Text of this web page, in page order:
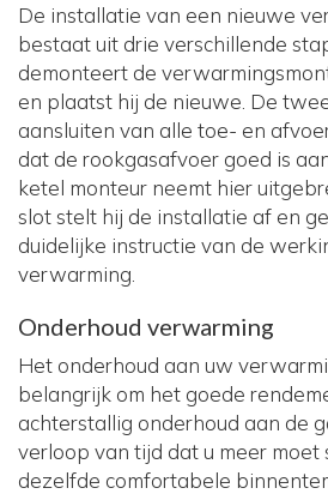
De installatie van een nieuwe
bestaat uit drie verschillende
demonteert de
en plaatst hij de nieuwe. De
aansluiten van alle toe- en
dat de rookgasafvoer goed is
ketel monteur neemt hier
slot stelt hij de installatie af en
duidelijke instructie van de
verwarming.
Onderhoud verwarming
Het onderhoud aan uw
belangrijk om het goede
achterstallig onderhoud aan de
verloop van tijd dat u meer moet
dezelfde comfortabele